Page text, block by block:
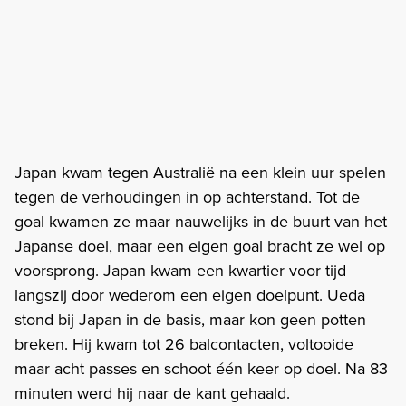
Japan kwam tegen Australië na een klein uur spelen
tegen de verhoudingen in op achterstand. Tot de
goal kwamen ze maar nauwelijks in de buurt van het
Japanse doel, maar een eigen goal bracht ze wel op
voorsprong. Japan kwam een kwartier voor tijd
langszij door wederom een eigen doelpunt. Ueda
stond bij Japan in de basis, maar kon geen potten
breken. Hij kwam tot 26 balcontacten, voltooide
maar acht passes en schoot één keer op doel. Na 83
minuten werd hij naar de kant gehaald.